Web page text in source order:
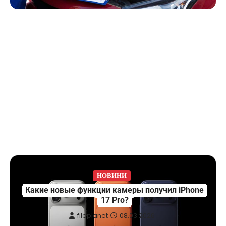
НОВИНИ
Какие новые функции камеры получил iPhone
17 Pro?
fileplanet 08.03.2026